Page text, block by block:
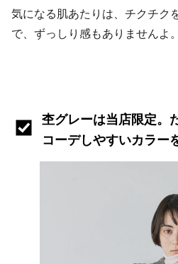
気になる肌あたりは、チクチク
で、ずっしり感もありませんよ。
杢グレーは当店限定。
コーデしやすいカラー